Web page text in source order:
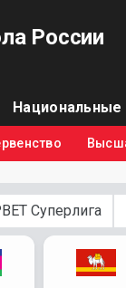
России
Суперлига